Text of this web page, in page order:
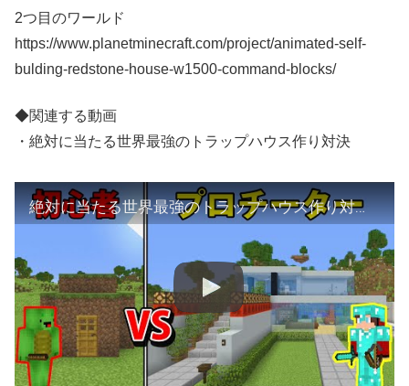
2つ目のワールド
https://www.planetminecraft.com/project/animated-self-
bulding-redstone-house-w1500-command-blocks/
◆関連する動画
・絶対に当たる世界最強のトラップハウス作り対決
絶対に当たる世界最強のトラップハウス作り対決【マインクラフト】